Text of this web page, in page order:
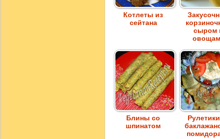
Котлеты из
сейтана
сыром
Блины со
шпинатом